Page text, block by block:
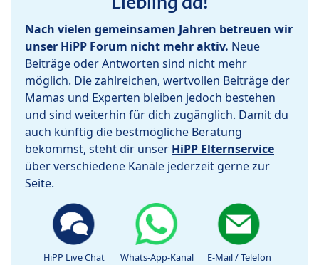
Nach vielen gemeinsamen Jahren betreuen wir
unser HiPP Forum nicht mehr aktiv. Neue
Beiträge oder Antworten sind nicht mehr
möglich. Die zahlreichen, wertvollen Beiträge der
Mamas und Experten bleiben jedoch bestehen
und sind weiterhin für dich zugänglich. Damit du
auch künftig die bestmögliche Beratung
bekommst, steht dir unser HiPP Elternservice
über verschiedene Kanäle jederzeit gerne zur
Seite.
HiPP Live Chat Whats-App-Kanal E-Mail / Telefon